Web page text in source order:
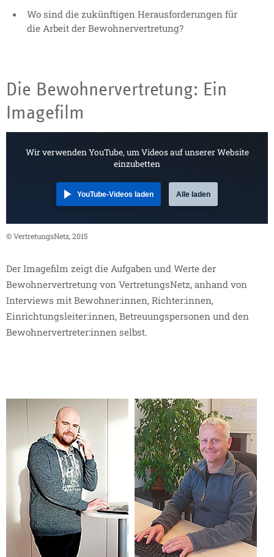
Wo sind die zukünftigen Herausforderungen für
die Arbeit der Bewohnervertretung?
Die Bewohnervertretung: Ein
Imagefilm
Wir verwenden YouTube, um Videos auf unserer Website
einzubetten
YouTube-Videos laden Alle laden
© VertretungsNetz, 2015
Der Imagefilm zeigt die Aufgaben und Werte der
Bewohnervertretung von VertretungsNetz, anhand von
Interviews mit Bewohner:innen, Richter:innen,
Einrichtungsleiter:innen, Betreuungspersonen und den
Bewohnervertreter:innen selbst.